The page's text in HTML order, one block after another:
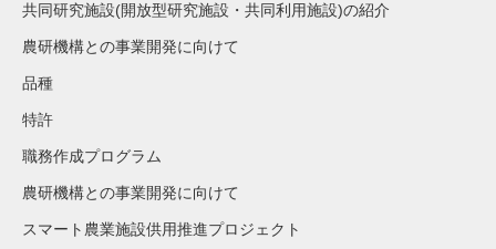
共同研究施設(開放型研究施設・共同利用施設)の紹介
農研機構との事業開発に向けて
品種
特許
職務作成プログラム
農研機構との事業開発に向けて
スマート農業施設供用推進プロジェクト